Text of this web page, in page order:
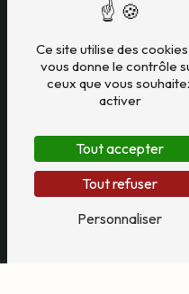
Ce site utilise des
vous donne le contrôle
ceux que vous
activer
Tout accepter
Tout refuser
Personnaliser